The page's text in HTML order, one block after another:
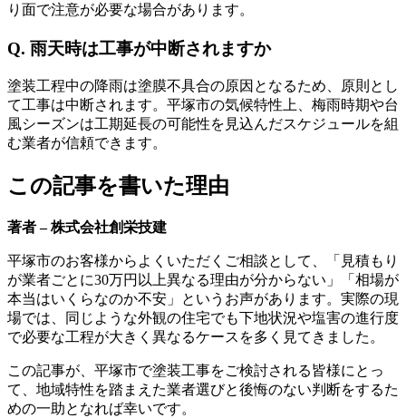
り面で注意が必要な場合があります。
Q. 雨天時は工事が中断されますか
塗装工程中の降雨は塗膜不具合の原因となるため、原則とし
て工事は中断されます。平塚市の気候特性上、梅雨時期や台
風シーズンは工期延長の可能性を見込んだスケジュールを組
む業者が信頼できます。
この記事を書いた理由
著者 – 株式会社創栄技建
平塚市のお客様からよくいただくご相談として、「見積もり
が業者ごとに30万円以上異なる理由が分からない」「相場が
本当はいくらなのか不安」というお声があります。実際の現
場では、同じような外観の住宅でも下地状況や塩害の進行度
で必要な工程が大きく異なるケースを多く見てきました。
この記事が、平塚市で塗装工事をご検討される皆様にとっ
て、地域特性を踏まえた業者選びと後悔のない判断をするた
めの一助となれば幸いです。